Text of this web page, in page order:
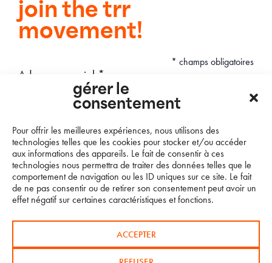
gérer le
consentement
Pour offrir les meilleures expériences, nous utilisons des
technologies telles que les cookies pour stocker et/ou accéder
aux informations des appareils. Le fait de consentir à ces
technologies nous permettra de traiter des données telles que le
comportement de navigation ou les ID uniques sur ce site. Le fait
de ne pas consentir ou de retirer son consentement peut avoir un
effet négatif sur certaines caractéristiques et fonctions.
ACCEPTER
join the trr
movement!
* champs obligatoires
Adresse courriel *